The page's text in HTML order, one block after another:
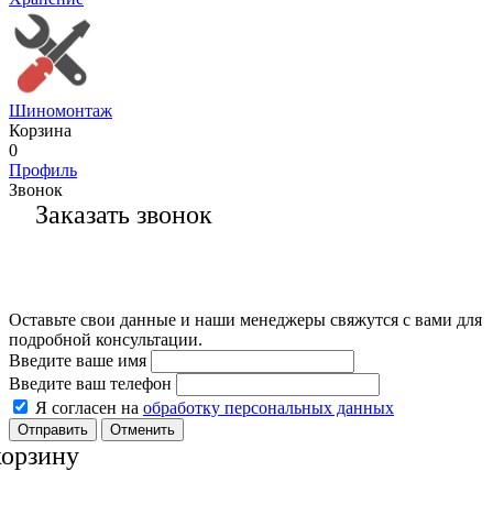
Шиномонтаж
Корзина
0
Профиль
Звонок
Заказать звонок
Оставьте свои данные и наши менеджеры свяжутся с вами для
подробной консультации.
Введите ваше имя
Введите ваш телефон
Я согласен на обработку персональных данных
Отменить